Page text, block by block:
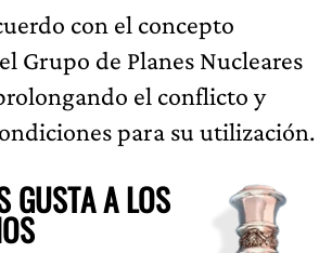
con el concepto
Grupo de Planes Nucleares
el conflicto y
para su utilización.
GUSTA A LOS